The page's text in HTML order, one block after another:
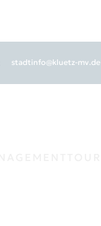
stadtinfo@kluetz-mv.de